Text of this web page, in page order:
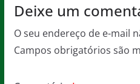
Deixe um
O seu endereço de e-mail
Campos obrigatórios são